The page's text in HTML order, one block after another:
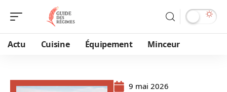
Actu Cuisine Équipement Minceur
9 mai 2026